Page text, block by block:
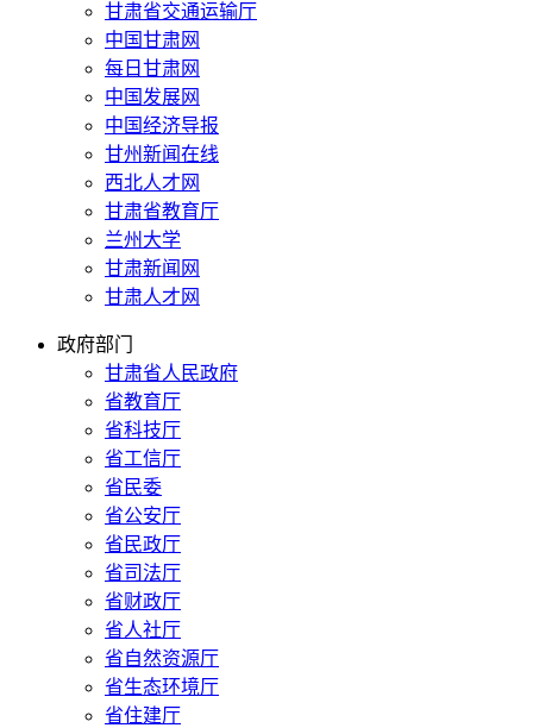
甘肃省交通运输厅
中国甘肃网
每日甘肃网
中国发展网
中国经济导报
甘州新闻在线
西北人才网
甘肃省教育厅
兰州大学
甘肃新闻网
甘肃人才网
政府部门
甘肃省人民政府
省教育厅
省科技厅
省工信厅
省民委
省公安厅
省民政厅
省司法厅
省财政厅
省人社厅
省自然资源厅
省生态环境厅
省住建厅